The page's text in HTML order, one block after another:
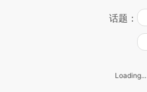
话题：
Loading...